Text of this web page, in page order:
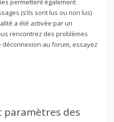
permettent également
(s’ils sont lus ou non lus)
a été activée par un
rencontrez des problèmes
au forum, essayez
paramètres des